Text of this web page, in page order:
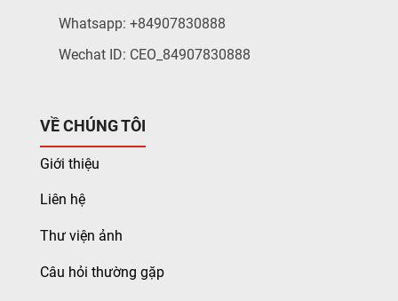
Whatsapp: +84907830888
Wechat ID: CEO_84907830888
VỀ CHÚNG TÔI
Giới thiệu
Liên hệ
Thư viện ảnh
Câu hỏi thường gặp